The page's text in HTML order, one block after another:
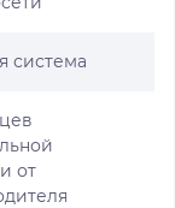
система
от